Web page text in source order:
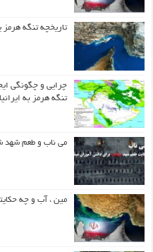
تاریخچه تنگه هرمز
چرایی و چگونگی
تنگه هرمز به
می ناب و طعم شهد
مین ، آب و چه